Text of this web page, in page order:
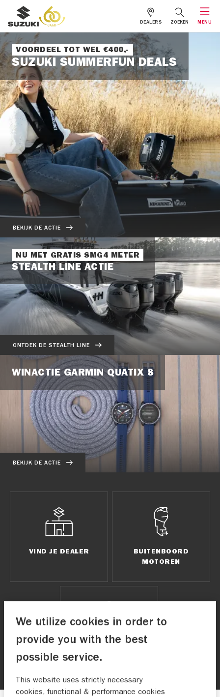
DEALERS ZOEKEN MENU
VOORDEEL TOT WEL €400,-
SUZUKI SUMMERFUN DEALS
BEKIJK DE ACTIE
NU MET GRATIS SMG4 METER
STEALTH LINE ACTIE
ONTDEK DE STEALTH LINE
WINACTIE GARMIN QUATIX 8
BEKIJK DE ACTIE
VIND JE DEALER
BUITENBOORD
MOTOREN
RUBBERBOTEN
We utilize cookies in order to
provide you with the best
possible service.
This website uses strictly necessary
cookies, functional & performance cookies